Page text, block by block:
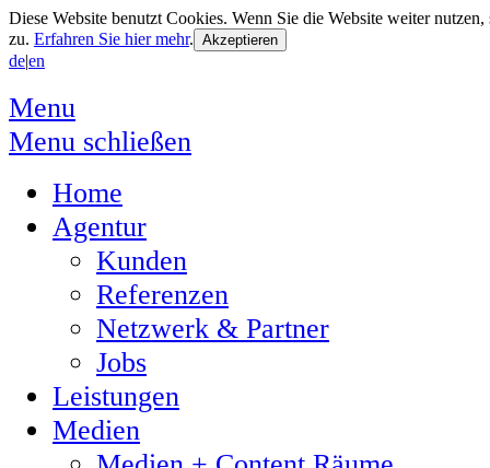
Diese Website benutzt Cookies. Wenn Sie die Website weiter
zu. Erfahren Sie hier mehr.
de|en
Menu
Menu schließen
Home
Agentur
Kunden
Referenzen
Netzwerk & Partner
Jobs
Leistungen
Medien